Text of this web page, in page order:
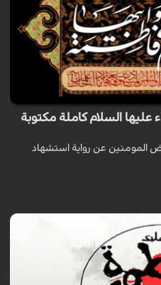
عليها السلام كاملة مكتوبة
المومنين عن رواية استشهاد